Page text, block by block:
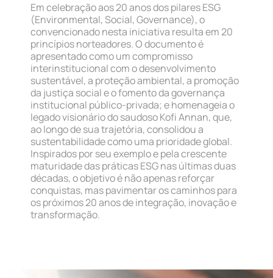
Em celebração aos 20 anos dos pilares ESG
(Environmental, Social, Governance), o
convencionado nesta iniciativa resulta em 20
princípios norteadores. O documento é
apresentado como um compromisso
interinstitucional com o desenvolvimento
sustentável, a proteção ambiental, a promoção
da justiça social e o fomento da governança
institucional público-privada; e homenageia o
legado visionário do saudoso Kofi Annan, que,
ao longo de sua trajetória, consolidou a
sustentabilidade como uma prioridade global.
Inspirados por seu exemplo e pela crescente
maturidade das práticas ESG nas últimas duas
décadas, o objetivo é não apenas reforçar
conquistas, mas pavimentar os caminhos para
os próximos 20 anos de integração, inovação e
transformação.